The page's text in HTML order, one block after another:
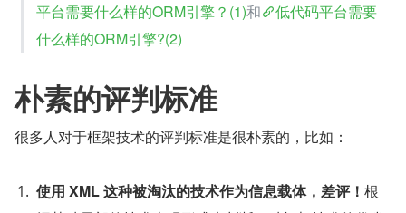
平台需要什么样的ORM引擎？(1)和
低代码平台需要
什么样的ORM引擎?(2)
朴素的评判标准
很多人对于框架技术的评判标准是很朴素的，比如：
使用 XML 这种被淘汰的技术作为信息载体，差评！ 根